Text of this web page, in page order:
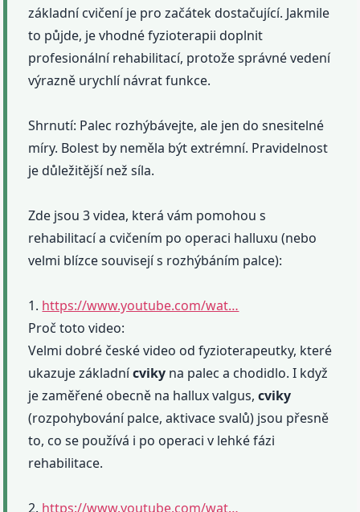
základní cvičení je pro začátek dostačující. Jakmile
to půjde, je vhodné fyzioterapii doplnit
profesionální rehabilitací, protože správné vedení
výrazně urychlí návrat funkce.
Shrnutí: Palec rozhýbávejte, ale jen do snesitelné
míry. Bolest by neměla být extrémní. Pravidelnost
je důležitější než síla.
Zde jsou 3 videa, která vám pomohou s
rehabilitací a cvičením po operaci halluxu (nebo
velmi blízce souvisejí s rozhýbáním palce):
1. https://www.youtube.com/wat…
Proč toto video:
Velmi dobré české video od fyzioterapeutky, které
ukazuje základnícviky na palec a chodidlo. I když
je zaměřené obecně na hallux valgus,cviky
(rozpohybování palce, aktivace svalů) jsou přesně
to, co se používá i po operaci v lehké fázi
rehabilitace.
2. https://www.youtube.com/wat…